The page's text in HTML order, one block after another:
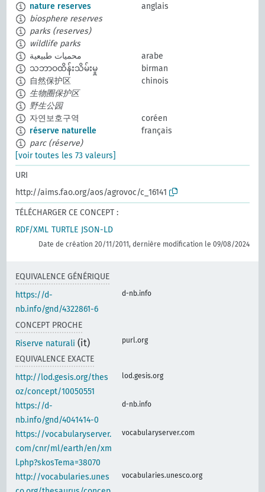
nature reserves
anglais
biosphere reserves
parks (reserves)
wildlife parks
محميات طبيعية
arabe
သဘာဝထိန်းသိမ်းမှု
birman
自然保护区
chinois
生物圈保护区
野生公园
자연보호구역
coréen
réserve naturelle
français
parc (réserve)
[voir toutes les 73 valeurs]
URI
http://aims.fao.org/aos/agrovoc/c_16141
TÉLÉCHARGER CE CONCEPT :
RDF/XML TURTLE JSON-LD
Date de création 20/11/2011, dernière modification le 09/08/2024
EQUIVALENCE GÉNÉRIQUE
https://d-
nb.info/gnd/4322861-6
d-nb.info
CONCEPT PROCHE
Riserve naturali (it) purl.org
EQUIVALENCE EXACTE
http://lod.gesis.org/thes
oz/concept/10050551
lod.gesis.org
https://d-
nb.info/gnd/4041414-0
d-nb.info
https://vocabularyserver.
com/cnr/ml/earth/en/xm
l.php?skosTema=38070
vocabularyserver.com
http://vocabularies.unes
vocabularies.unesco.org